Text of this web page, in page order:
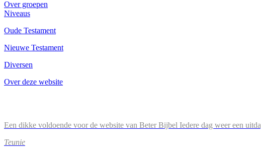
Over groepen
Niveaus
Oude Testament
Nieuwe Testament
Diversen
Over deze website
Een dikke voldoende voor de website van Beter Bijbel Iedere dag weer een
Teunie